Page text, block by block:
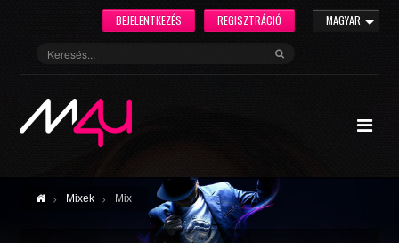
MAGYAR
REGISZTRÁCIÓ
BEJELENTKEZÉS
Mixek Mix